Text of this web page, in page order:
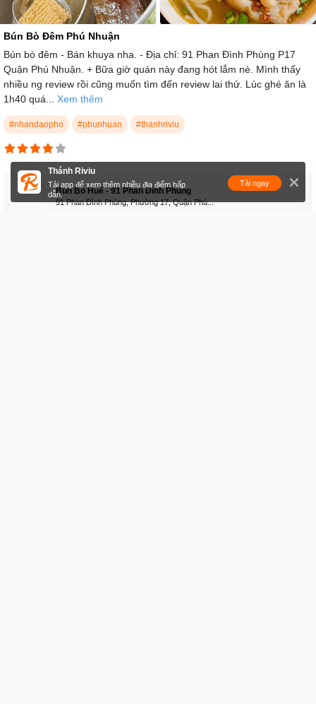
Thánh Riviu
Tải app để xem thêm nhiều địa điểm hấp
dẫn.
Tải ngay
Bún Bò Đêm Phú Nhuận
Bún bò đêm - Bán khuya nha. - Địa chỉ: 91 Phan Đình Phùng P17
Quận Phú Nhuận. + Bữa giờ quán này đang hót lắm nè. Mình thấy
nhiều ng review rồi cũng muốn tìm đến review lai thử. Lúc ghé ăn là
1h40 quá... Xem thêm
#nhandaopho #phunhuan #thanhriviu
Bún Bò Huế - 91 Phan Đình Phùng
91 Phan Đình Phùng, Phường 17, Quận Phú...